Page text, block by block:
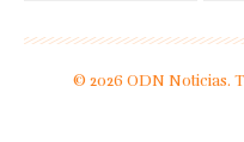
© 2026 ODN Noticias.